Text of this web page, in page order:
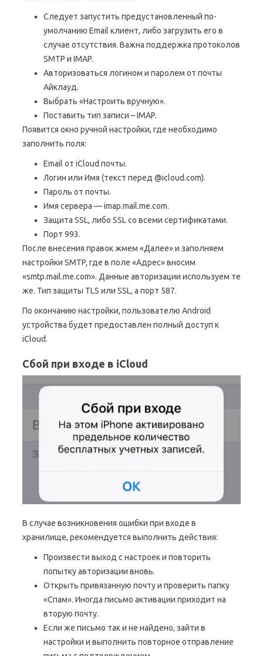
Следует запустить предустановленный по-
умолчанию Email клиент, либо загрузить его в
случае отсутствия. Важна поддержка протоколов
SMTP и IMAP.
Авторизоваться логином и паролем от почты
Айклауд.
Выбрать «Настроить вручную».
Поставить тип записи – IMAP.
Появится окно ручной настройки, где необходимо
заполнить поля:
Email от iCloud почты.
Логин или Имя (текст перед @icloud.com).
Пароль от почты.
Имя сервера — imap.mail.me.com.
Защита SSL, либо SSL со всеми сертификатами.
Порт 993.
После внесения правок жмем «Далее» и заполняем
настройки SMTP, где в поле «Адрес» вносим
«smtp.mail.me.com». Данные авторизации используем те
же. Тип защиты TLS или SSL, а порт 587.
По окончанию настройки, пользователю Android
устройства будет предоставлен полный доступ к
iCloud.
Сбой при входе в iCloud
В случае возникновения ошибки при входе в
хранилище, рекомендуется выполнить действия:
Произвести выход с настроек и повторить
попытку авторизации вновь.
Открыть привязанную почту и проверить папку
«Спам». Иногда письмо активации приходит на
вторую почту.
Если же письмо так и не найдено, зайти в
настройки и выполнить повторное отправление